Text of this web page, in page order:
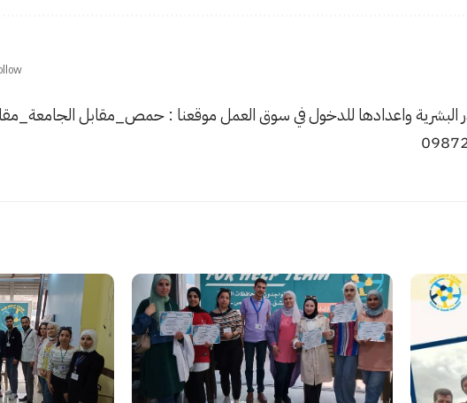
البشرية واعدادها للدخول في سوق العمل موقعنا : حمص_مقابل